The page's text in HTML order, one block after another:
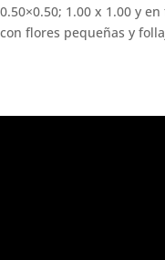
0.50×0.50; 1.00 x 1.00 y
con flores pequeñas y